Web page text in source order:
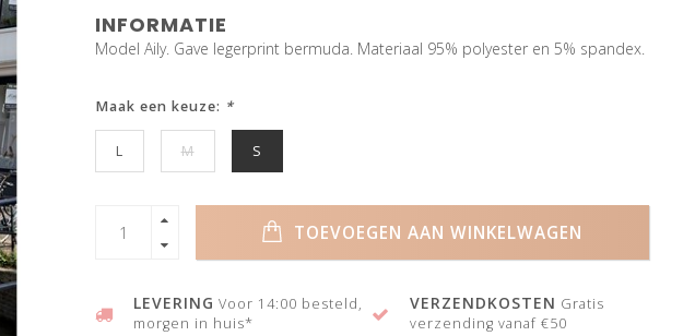
INFORMATIE
Model Aily. Gave legerprint bermuda. Materiaal 95% polyester en 5% spandex.
Maak een keuze: *
L M S
TOEVOEGEN AAN WINKELWAGEN
LEVERING Voor 14:00 besteld,
morgen in huis*
VERZENDKOSTEN Gratis
verzending vanaf €50